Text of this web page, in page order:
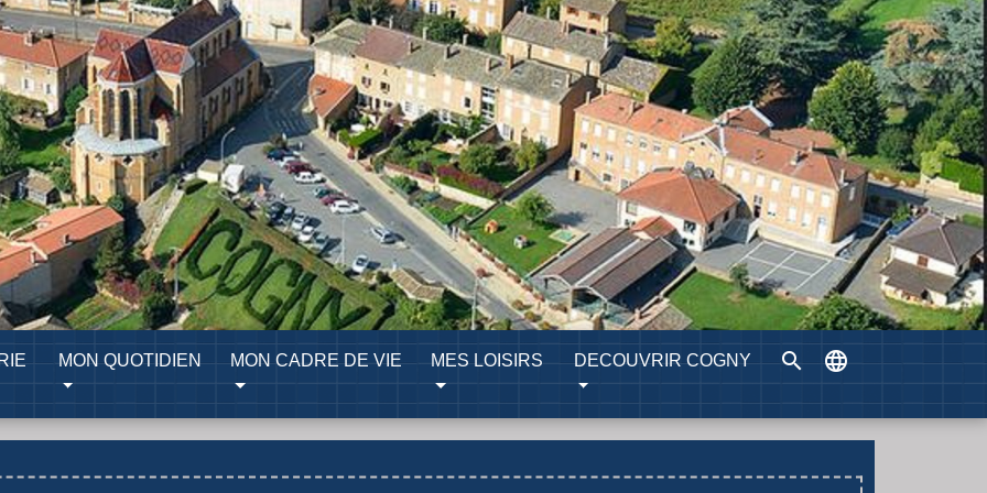
MON QUOTIDIEN MON CADRE DE VIE MES LOISIRS DECOUVRIR COGNY search language